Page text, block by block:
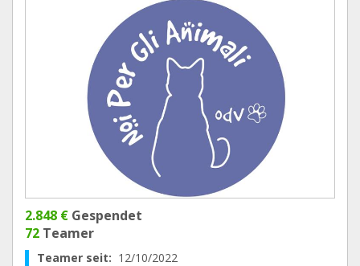
2.848 € Gespendet
72 Teamer
Teamer seit: 12/10/2022